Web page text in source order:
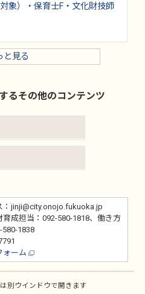
象）・保育士F・文化財技師
と見る
るその他のコンテンツ
：jinji@city.onojo.fukuoka.jp
育成担当：092-580-1818、働き方
1838
ォーム
別ウインドウで開きます